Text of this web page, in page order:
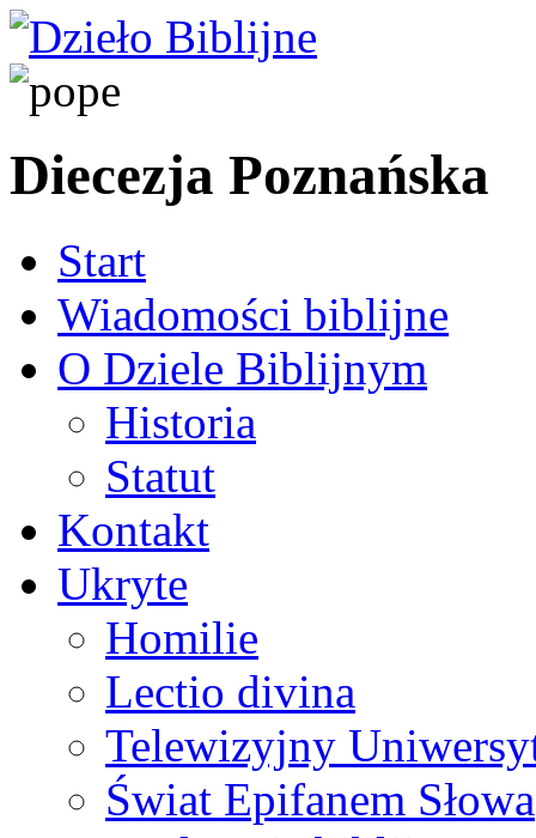
Diecezja Poznańska
Start
Wiadomości biblijne
O Dziele Biblijnym
Historia
Statut
Kontakt
Ukryte
Homilie
Lectio divina
Telewizyjny
Świat Epifanem Słowa